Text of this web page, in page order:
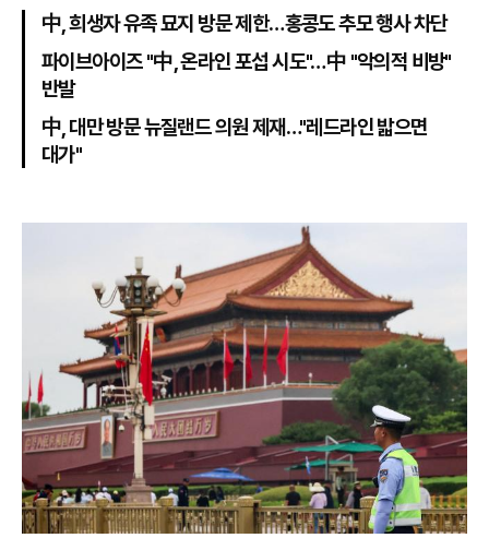
기
中, 희생자 유족 묘지 방문 제한…홍콩도 추모 행사 차단
파이브아이즈 "中, 온라인 포섭 시도"…中 "악의적 비방"
반발
中, 대만 방문 뉴질랜드 의원 제재…"레드라인 밟으면
대가"